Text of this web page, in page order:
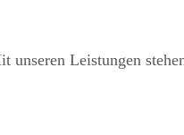
unseren Leistungen